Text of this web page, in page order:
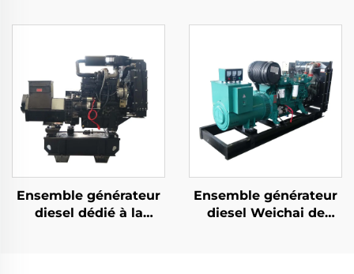
50Hz/60Hz Fréquence
Nominale 380V
Tension Nominale
Retour
100KW pour la
d'électricité
Ensemble générateur
diesel dédié à la
Ensemble générateur
diesel Weichai de